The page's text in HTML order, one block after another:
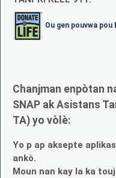
Ou gen pouvwa
Chanjman enpòtan
SNAP ak Asistans
TA) yo vòlè:
Yo p ap aksepte
ankò.
Moun nan kay la ka